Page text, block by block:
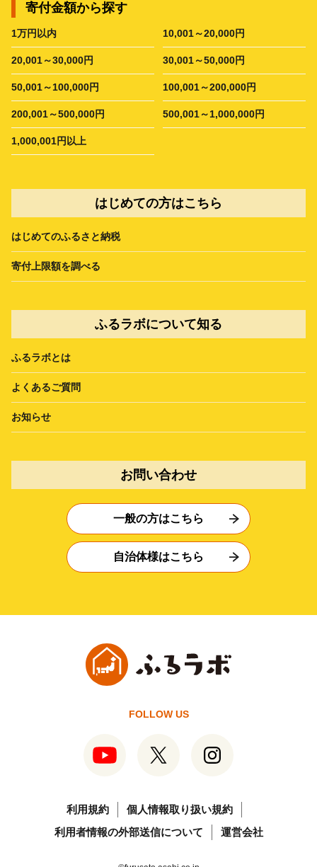
寄付金額から探す
1万円以内 10,001～20,000円
20,001～30,000円 30,001～50,000円
50,001～100,000円 100,001～200,000円
200,001～500,000円 500,001～1,000,000円
1,000,001円以上
はじめての方はこちら
はじめてのふるさと納税
寄付上限額を調べる
ふるラボについて知る
ふるラボとは
よくあるご質問
お知らせ
お問い合わせ
一般の方はこちら
自治体様はこちら
FOLLOW US
利用規約
個人情報取り扱い規約
利用者情報の外部送信について
運営会社